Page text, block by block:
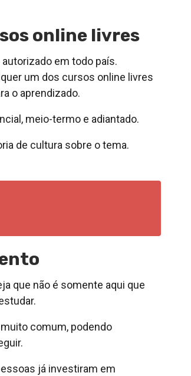
online livres
em todo país.
um dos cursos online livres
o aprendizado.
meio-termo e adiantado.
de cultura sobre o tema.
que não é somente aqui que
comum, podendo
já investiram em